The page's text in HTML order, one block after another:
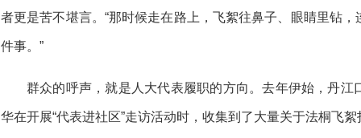
者更是苦不堪言。“那时候走在路上，飞絮往鼻子、眼睛里钻
件事。”
群众的呼声，就是人大代表履职的方向。去年伊始，丹
华在开展“代表进社区”走访活动时，收集到了大量关于法桐飞